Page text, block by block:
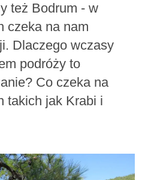
też Bodrum - w
czeka na nam
Dlaczego wczasy
podróży to
Co czeka na
takich jak Krabi i